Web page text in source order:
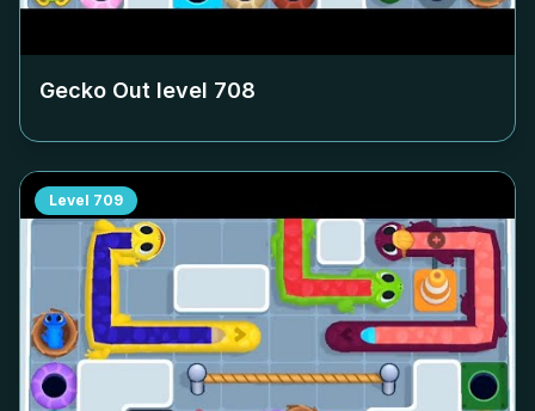
Gecko Out level 708
Level 709